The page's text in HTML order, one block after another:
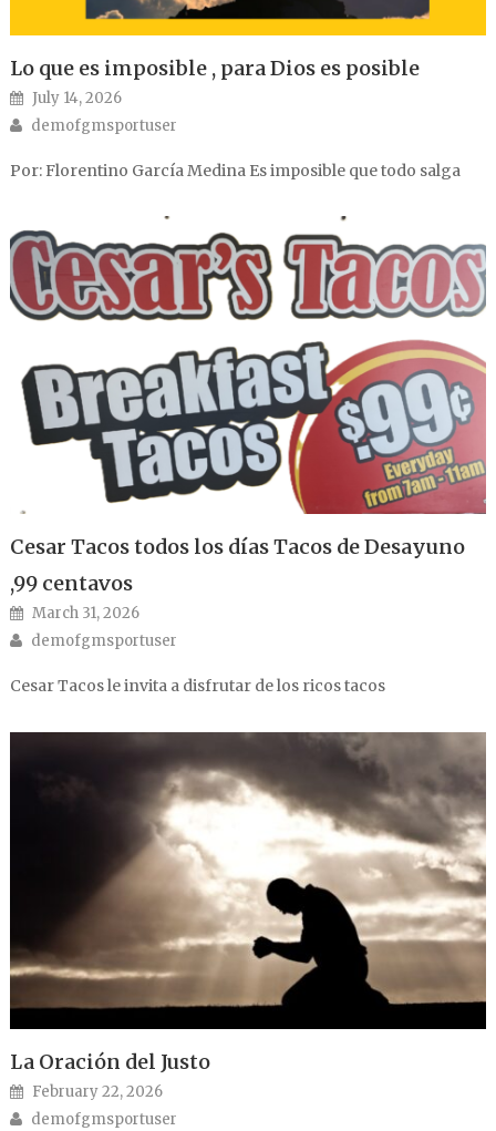
Lo que es imposible , para Dios es posible
Posted on
July 14, 2026
Author
demofgmsportuser
Por: Florentino García Medina Es imposible que todo salga
Cesar Tacos todos los días Tacos de Desayuno
,99 centavos
Posted on
March 31, 2026
Author
demofgmsportuser
Cesar Tacos le invita a disfrutar de los ricos tacos
La Oración del Justo
Posted on
February 22, 2026
Author
demofgmsportuser